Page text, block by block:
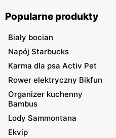
Popularne produkty
Biały bocian
Napój Starbucks
Karma dla psa Activ Pet
Rower elektryczny Bikfun
Organizer kuchenny
Bambus
Lody Sammontana
Ekvip